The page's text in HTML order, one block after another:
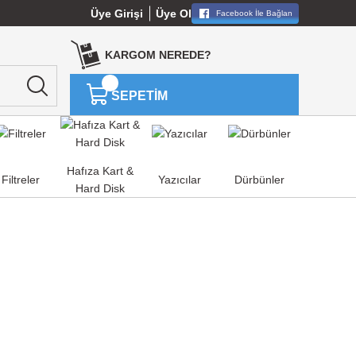
Üye Girişi Üye Ol Facebook İle Bağlan
KARGOM NEREDE?
SEPETİM
Filtreler
Hafıza Kart &
Hard Disk
Yazıcılar Dürbünler